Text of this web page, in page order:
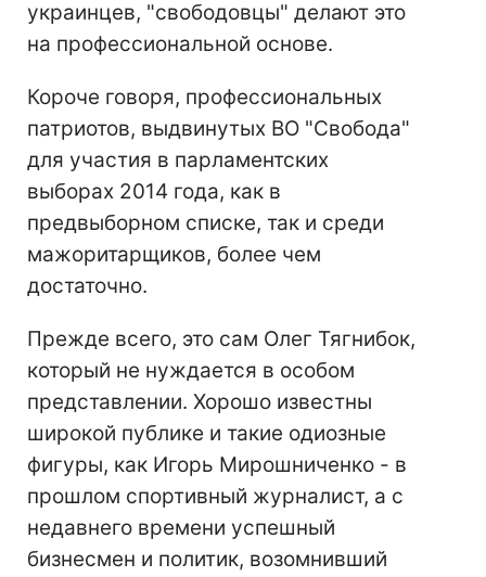
украинцев, "свободовцы" делают это
на профессиональной основе.
Короче говоря, профессиональных
патриотов, выдвинутых ВО "Свобода"
для участия в парламентских
выборах 2014 года, как в
предвыборном списке, так и среди
мажоритарщиков, более чем
достаточно.
Прежде всего, это сам Олег Тягнибок,
который не нуждается в особом
представлении. Хорошо известны
широкой публике и такие одиозные
фигуры, как Игорь Мирошниченко - в
прошлом спортивный журналист, а с
недавнего времени успешный
бизнесмен и политик, возомнивший